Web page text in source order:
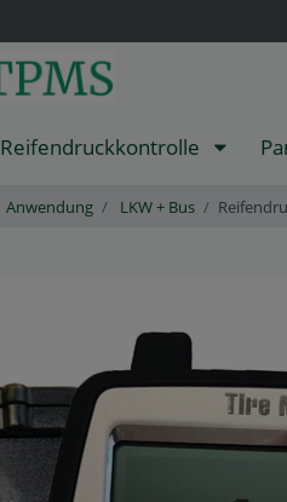
Reifendruckkontrolle
Anwendung LKW + Bus